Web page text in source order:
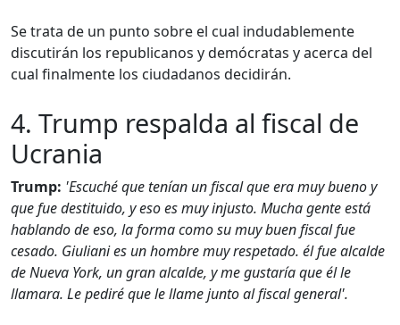
Se trata de un punto sobre el cual indudablemente
discutirán los republicanos y demócratas y acerca del
cual finalmente los ciudadanos decidirán.
4. Trump respalda al fiscal de
Ucrania
Trump: 'Escuché que tenían un fiscal que era muy bueno y
que fue destituido, y eso es muy injusto. Mucha gente está
hablando de eso, la forma como su muy buen fiscal fue
cesado. Giuliani es un hombre muy respetado. él fue alcalde
de Nueva York, un gran alcalde, y me gustaría que él le
llamara. Le pediré que le llame junto al fiscal general'.